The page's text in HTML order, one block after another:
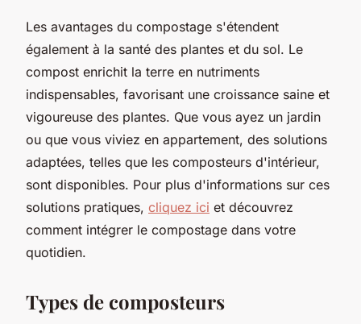
Les avantages du compostage s'étendent
également à la santé des plantes et du sol. Le
compost enrichit la terre en nutriments
indispensables, favorisant une croissance saine et
vigoureuse des plantes. Que vous ayez un jardin
ou que vous viviez en appartement, des solutions
adaptées, telles que les composteurs d'intérieur,
sont disponibles. Pour plus d'informations sur ces
solutions pratiques, cliquez ici et découvrez
comment intégrer le compostage dans votre
quotidien.
Types de composteurs